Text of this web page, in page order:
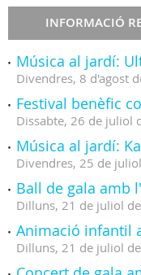
INFORMACIÓ
Música al jardí:
Divendres, 8 d'agost
Festival benèfic
Dissabte, 26 de juliol
Música al jardí:
Divendres, 25 de juliol
Ball de gala amb
Dilluns, 21 de juliol de
Animació infantil
Dilluns, 21 de juliol de